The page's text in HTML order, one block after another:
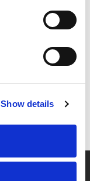
Show details